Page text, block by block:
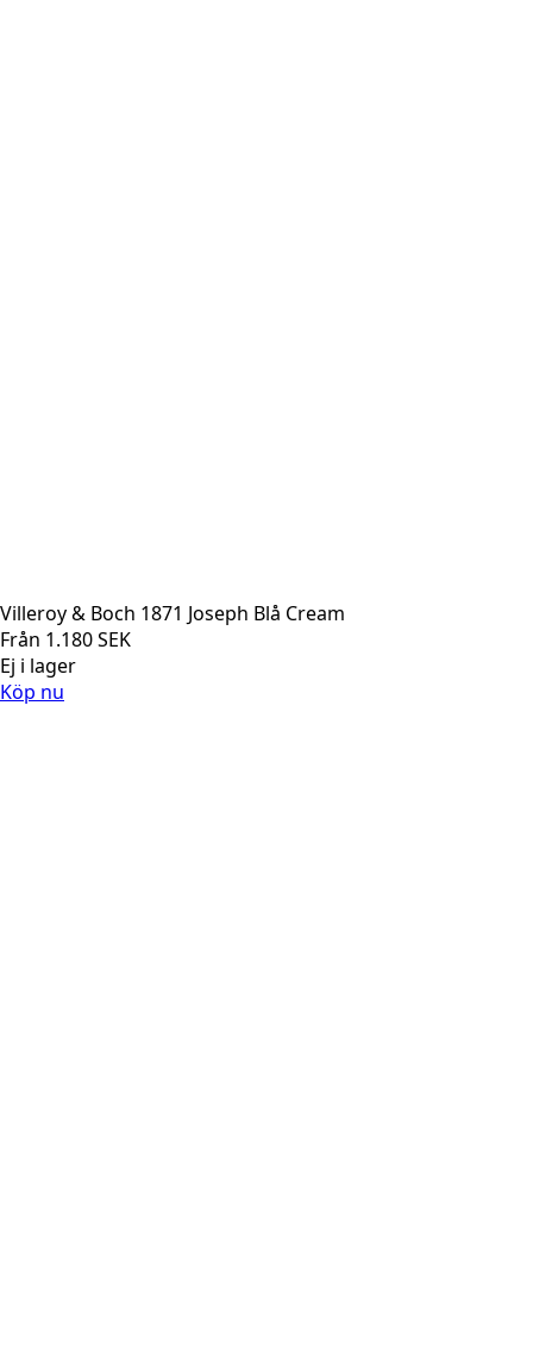
Villeroy & Boch 1871 Joseph Blå Cream
Från 1.180SEK
Ej i lager
Köp nu